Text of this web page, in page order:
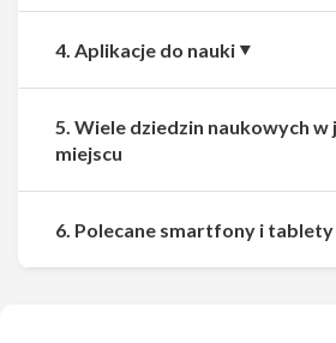
Udostępnij
4. Aplikacje do nauki
5. Wiele dziedzin naukowych w
miejscu
6. Polecane smartfony i tablety